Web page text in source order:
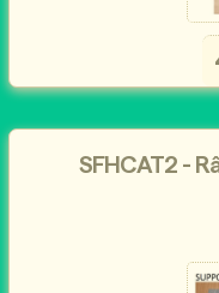
SFHCAT2 -